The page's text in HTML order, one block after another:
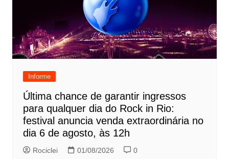
Informe
Última chance de garantir ingressos
para qualquer dia do Rock in Rio:
festival anuncia venda extraordinária no
dia 6 de agosto, às 12h
Rociclei 01/08/2026 0